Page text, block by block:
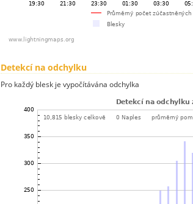
Detekcí na odchylku
Pro každý blesk je vypočítávána odchylka